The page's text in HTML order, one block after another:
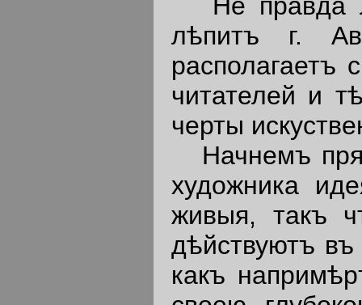
лѣпитъ г.
располагаетъ
читателей и
черты
Начнемъ
художника
живыя, такъ
дѣйствуютъ
какъ